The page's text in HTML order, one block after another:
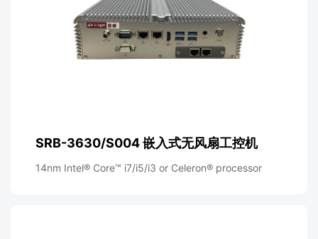
SRB-3630/S004 嵌入式无风扇工控机
14nm Intel® Core™ i7/i5/i3 or Celeron® processor